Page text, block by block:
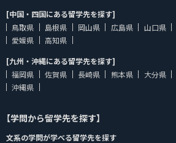
[中国・四国にある留学先を探す]
鳥取県
島根県 岡山県 広島県 山口県
愛媛県
高知県
[九州・沖縄にある留学先を探す]
福岡県
佐賀県 長崎県 熊本県 大分県
沖縄県
【学問から留学先を探す】
文系の学問が学べる留学先を探す